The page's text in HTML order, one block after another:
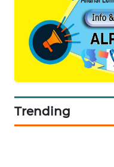
Trending
KARING
NEWS
JURNAL
HUMBANG